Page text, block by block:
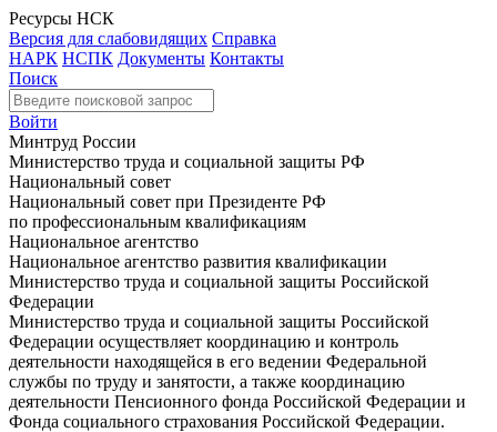
Ресурсы НСК
Версия для слабовидящих Справка
НАРК НСПК Документы Контакты
Поиск
Войти
Минтруд России
Министерство труда и социальной защиты РФ
Национальный совет
Национальный совет при Президенте РФ
по профессиональным квалификациям
Национальное агентство
Национальное агентство развития квалификации
Министерство труда и социальной защиты Российской
Федерации
Министерство труда и социальной защиты Российской
Федерации осуществляет координацию и контроль
деятельности находящейся в его ведении Федеральной
службы по труду и занятости, а также координацию
деятельности Пенсионного фонда Российской Федерации и
Фонда социального страхования Российской Федерации.